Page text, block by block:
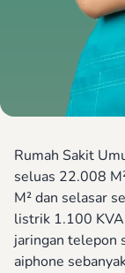
Rumah Sakit
seluas 22.008
M² dan selasar
listrik 1.100 KVA
jaringan telepon
aiphone